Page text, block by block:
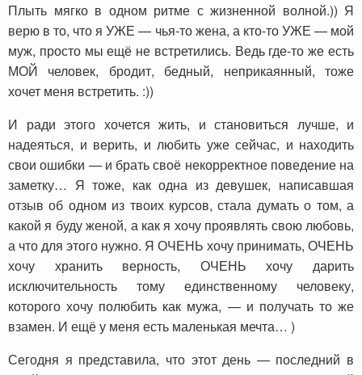
Плыть мягко в одном ритме с жизненной волной.)) Я
верю в то, что я УЖЕ — чья-то жена, а кто-то УЖЕ — мой
муж, просто мы ещё не встретились. Ведь где-то же есть
МОЙ человек, бродит, бедный, неприкаянный, тоже
хочет меня встретить. :))
И ради этого хочется жить, и становиться лучше, и
надеяться, и верить, и любить уже сейчас, и находить
свои ошибки — и брать своё некорректное поведение на
заметку… Я тоже, как одна из девушек, написавшая
отзыв об одном из твоих курсов, стала думать о том, а
какой я буду женой, а как я хочу проявлять свою любовь,
а что для этого нужно. Я ОЧЕНЬ хочу принимать, ОЧЕНЬ
хочу хранить верность, ОЧЕНЬ хочу дарить
исключительность тому единственному человеку,
которого хочу полюбить как мужа, — и получать то же
взамен. И ещё у меня есть маленькая мечта… )
Сегодня я представила, что этот день — последний в